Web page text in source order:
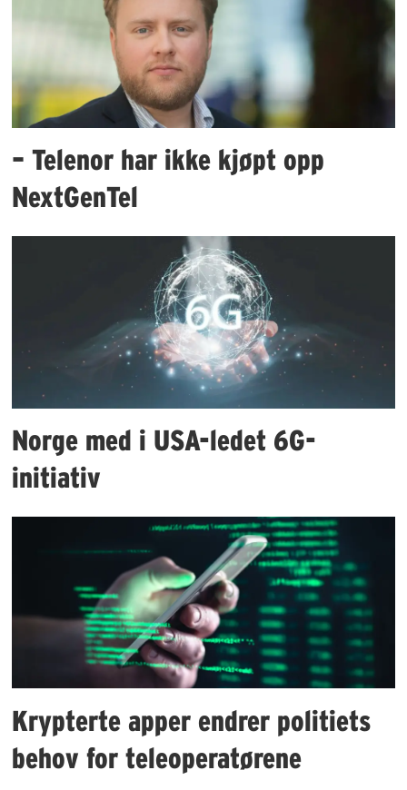
– Telenor har ikke kjøpt opp
NextGenTel
Norge med i USA-ledet 6G-
initiativ
Krypterte apper endrer politiets
behov for teleoperatørene